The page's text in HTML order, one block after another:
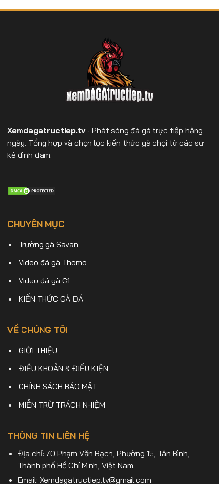
Xemdagatructiep.tv- Phát sóng đá gà trực tiếp hằng
ngày. Tổng hợp và chọn lọc kiến thức gà chọi từ các sư
kê đình đám.
CHUYÊN MỤC
Trường gà Savan
Video đá gà Thomo
Video đá gà C1
KIẾN THỨC GÀ ĐÁ
VỀ CHÚNG TÔI
GIỚI THIỆU
ĐIỀU KHOẢN & ĐIỀU KIỆN
CHÍNH SÁCH BẢO MẬT
MIỄN TRỪ TRÁCH NHIỆM
THÔNG TIN LIÊN HỆ
Địa chỉ: 70 Phạm Văn Bạch, Phường 15, Tân Bình,
Thành phố Hồ Chí Minh, Việt Nam.
Email: Xemdagatructiep.tv@gmail.com